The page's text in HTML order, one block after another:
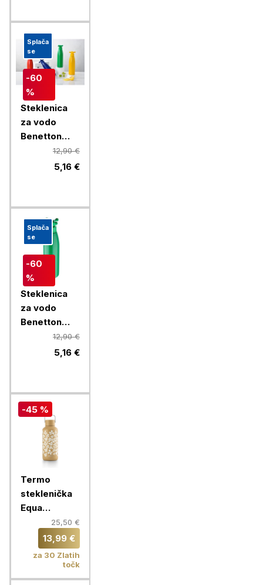
Splača
se
-60
%
Steklenica
za vodo
Benetton
Rainbow 750
ml, rdeča
12,90 €
5,16 €
Splača
se
-60
%
Steklenica
za vodo
Benetton
Rainbow 750
ml, zelena
12,90 €
5,16 €
-45 %
Termo
steklenička
Equa
Timeless,
600 ml,
Fleurs
25,50 €
13,99 €
za 30 Zlatih
točk